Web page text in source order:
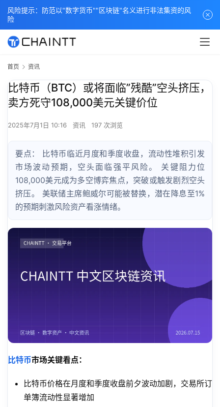
首页 资讯
比特币（BTC）或将面临”残酷”空头挤压，
卖方死守108,000美元关键价位
2025年7月1日 10:16 资讯 197 次浏览
要点： 比特币临近月度和季度收盘，流动性堆积引发
市场波动预期，空头面临强平风险。 关键阻力位
108,000美元成为多空博弈焦点，突破或触发剧烈空头
挤压。 美联储主席鲍威尔可能被替换，潜在降息至1%
的预期刺激风险资产看涨情绪。
比特币市场关键看点：
比特币价格在月度和季度收盘前夕波动加剧，交易所订
单簿流动性显著增加
风险提示：防范以"数字货币""区块链"名义进行非法集资的风
险